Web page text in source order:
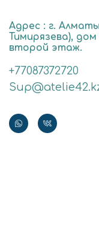
Адрес : г.
Тимирязева),
второй этаж.
+77087372720